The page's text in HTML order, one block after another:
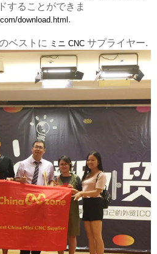
することができま
download.html .
ベストに ミニ CNC サプライヤー.